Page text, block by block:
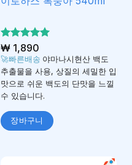
5 중에서
4.95로 평
가됨
₩1,890
🚀빠른배송 야마나시현산 백도
추출물을 사용, 상질의 세밀한 입
맛으로 쉬운 백도의 단맛을 느낄
수 있습니다.
장바구니